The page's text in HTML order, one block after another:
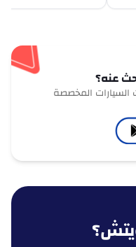
عنه؟
السيارات المخصصة